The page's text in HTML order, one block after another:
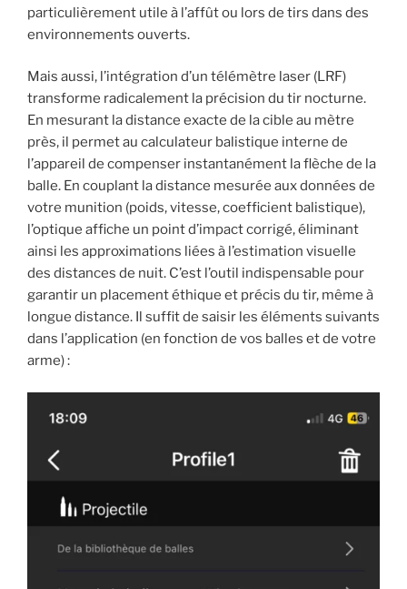
particulièrement utile à l’affût ou lors de tirs dans des
environnements ouverts.
Mais aussi, l’intégration d’un télémètre laser (LRF)
transforme radicalement la précision du tir nocturne.
En mesurant la distance exacte de la cible au mètre
près, il permet au calculateur balistique interne de
l’appareil de compenser instantanément la flèche de la
balle. En couplant la distance mesurée aux données de
votre munition (poids, vitesse, coefficient balistique),
l’optique affiche un point d’impact corrigé, éliminant
ainsi les approximations liées à l’estimation visuelle
des distances de nuit. C’est l’outil indispensable pour
garantir un placement éthique et précis du tir, même à
longue distance. Il suffit de saisir les éléments suivants
dans l’application (en fonction de vos balles et de votre
arme) :